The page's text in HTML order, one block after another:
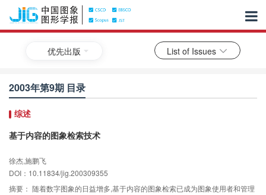
优先出版 List of Issues
2003年第9期 目录
综述
基于内容的图象检索技术
徐杰,施鹏飞
DOI：10.11834/jig.200309355
摘要： 随着数字图象的日益增多,基于内容的图象检索已成为图象使用者和管理